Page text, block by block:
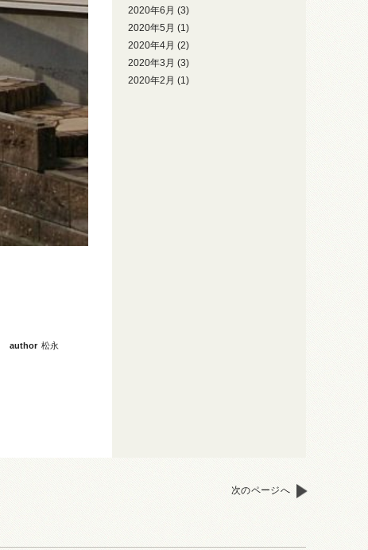
author 松永
2020年6月 (3)
2020年5月 (1)
2020年4月 (2)
2020年3月 (3)
2020年2月 (1)
次のページへ